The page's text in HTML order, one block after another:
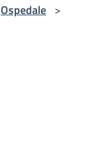
Ospedale >